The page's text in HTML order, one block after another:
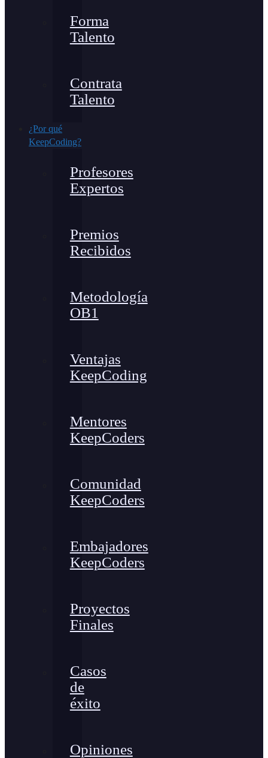
Forma
Talento
Contrata
Talento
¿Por qué
KeepCoding?
Profesores
Expertos
Premios
Recibidos
Metodología
OB1
Ventajas
KeepCoding
Mentores
KeepCoders
Comunidad
KeepCoders
Embajadores
KeepCoders
Proyectos
Finales
Casos
de
éxito
Opiniones